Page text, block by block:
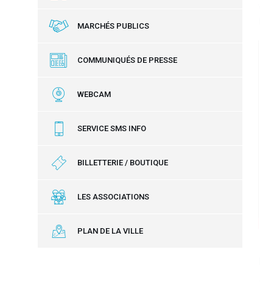
MARCHÉS PUBLICS
COMMUNIQUÉS DE PRESSE
WEBCAM
SERVICE SMS INFO
BILLETTERIE / BOUTIQUE
LES ASSOCIATIONS
PLAN DE LA VILLE